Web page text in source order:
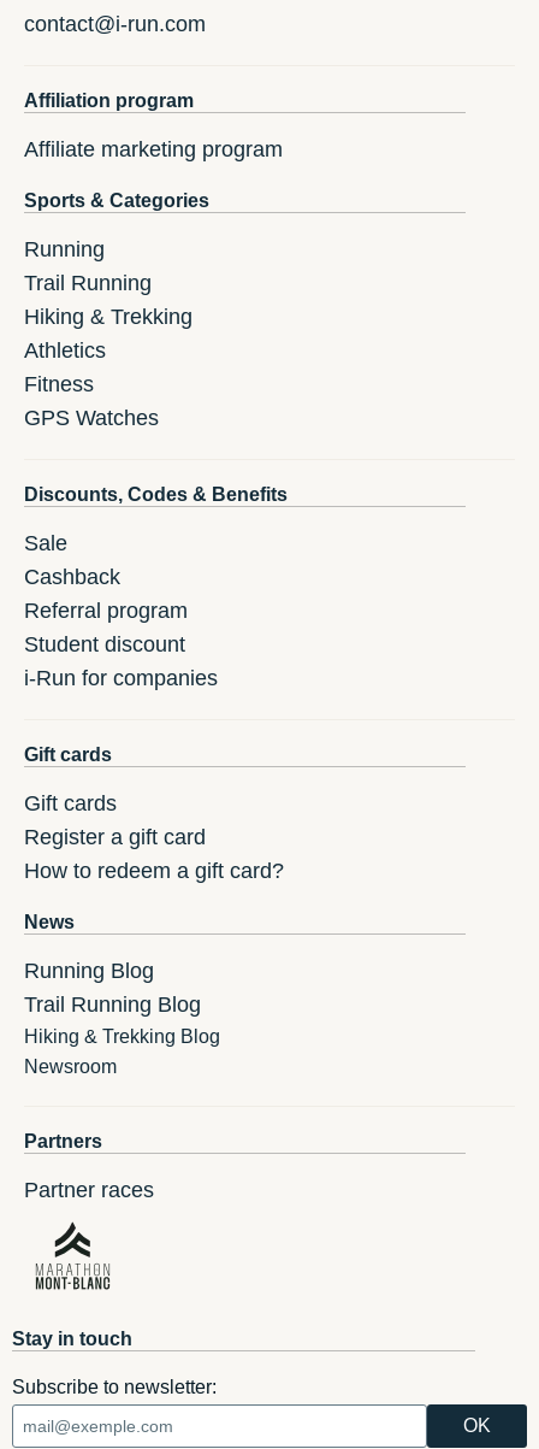
contact@i-run.com
Affiliation program
Affiliate marketing program
Sports & Categories
Running
Trail Running
Hiking & Trekking
Athletics
Fitness
GPS Watches
Discounts, Codes & Benefits
Sale
Cashback
Referral program
Student discount
i-Run for companies
Gift cards
Gift cards
Register a gift card
How to redeem a gift card?
News
Running Blog
Trail Running Blog
Hiking & Trekking Blog
Newsroom
Partners
Partner races
Stay in touch
Subscribe to newsletter: